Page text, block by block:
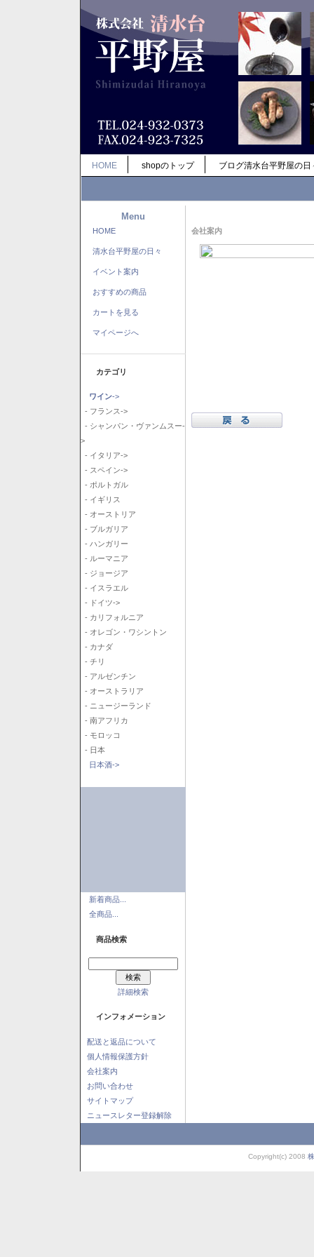
HOME shopのトップ ブログ清水台平野屋の日
Menu
HOME
清水台平野屋の日々
イベント案内
おすすめの商品
カートを見る
マイページへ
カテゴリ
ワイン->
- フランス->
- シャンパン・ヴァンムスー-
>
- イタリア->
- スペイン->
- ポルトガル
- イギリス
- オーストリア
- ブルガリア
- ハンガリー
- ルーマニア
- ジョージア
- イスラエル
- ドイツ->
- カリフォルニア
- オレゴン・ワシントン
- カナダ
- チリ
- アルゼンチン
- オーストラリア
- ニュージーランド
- 南アフリカ
- モロッコ
- 日本
日本酒->
新着商品...
全商品...
商品検索
詳細検索
インフォメーション
配送と返品について
個人情報保護方針
会社案内
お問い合わせ
サイトマップ
ニュースレター登録解除
会社案内
Copyright(c) 2008